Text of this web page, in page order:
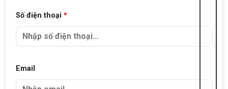
Số điện thoại *
Email